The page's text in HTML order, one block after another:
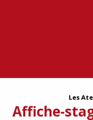
Les
Affiche-